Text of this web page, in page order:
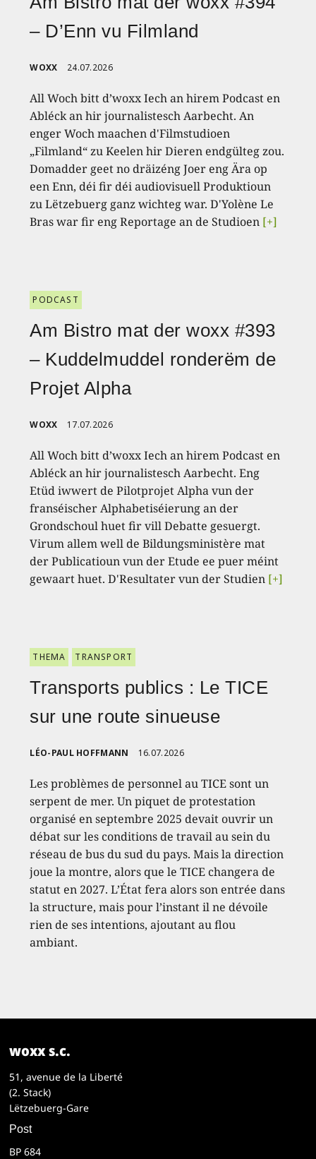
– D’Enn vu Filmland
WOXX 24.07.2026
All Woch bitt d’woxx Iech an hirem Podcast en
Abléck an hir journalistesch Aarbecht. An
enger Woch maachen d'Filmstudioen
„Filmland“ zu Keelen hir Dieren endgülteg zou.
Domadder geet no dräizéng Joer eng Ära op
een Enn, déi fir déi audiovisuell Produktioun
zu Lëtzebuerg ganz wichteg war. D'Yolène Le
Bras war fir eng Reportage an de Studioen [+]
PODCAST
Am Bistro mat der woxx #393
– Kuddelmuddel ronderëm de
Projet Alpha
WOXX 17.07.2026
All Woch bitt d’woxx Iech an hirem Podcast en
Abléck an hir journalistesch Aarbecht. Eng
Etüd iwwert de Pilotprojet Alpha vun der
franséischer Alphabetiséierung an der
Grondschoul huet fir vill Debatte gesuergt.
Virum allem well de Bildungsministère mat
der Publicatioun vun der Etude ee puer méint
gewaart huet. D'Resultater vun der Studien [+]
THEMA TRANSPORT
Transports publics : Le TICE
sur une route sinueuse
LÉO-PAUL HOFFMANN 16.07.2026
Les problèmes de personnel au TICE sont un
serpent de mer. Un piquet de protestation
organisé en septembre 2025 devait ouvrir un
débat sur les conditions de travail au sein du
réseau de bus du sud du pays. Mais la direction
joue la montre, alors que le TICE changera de
statut en 2027. L’État fera alors son entrée dans
la structure, mais pour l’instant il ne dévoile
rien de ses intentions, ajoutant au flou
ambiant.
woxx s.c.
51, avenue de la Liberté
(2. Stack)
Lëtzebuerg-Gare
Post
BP 684